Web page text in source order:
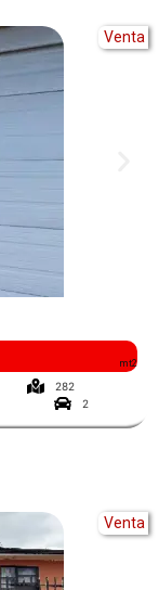
mt2
Venta
282
2
Venta